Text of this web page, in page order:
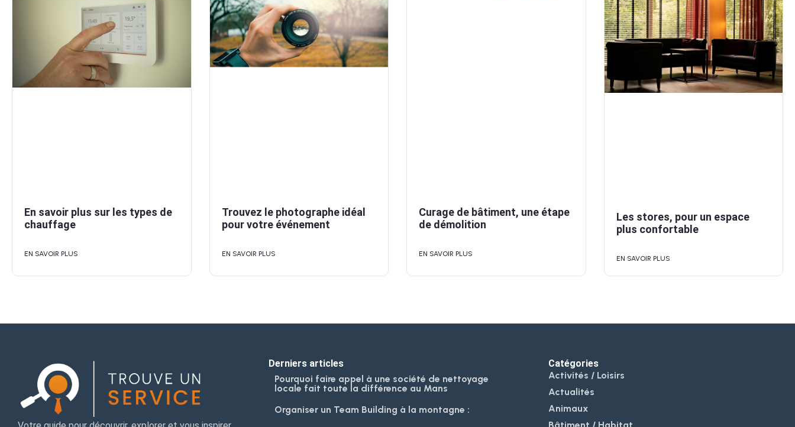
En savoir plus sur les types de
chauffage
EN SAVOIR PLUS
Trouvez le photographe idéal
pour votre événement
EN SAVOIR PLUS
Curage de bâtiment, une étape
de démolition
EN SAVOIR PLUS
Les stores, pour un espace
plus confortable
EN SAVOIR PLUS
Derniers articles
Pourquoi faire appel à une société de nettoyage
locale fait toute la différence au Mans
Organiser un Team Building à la montagne :
Catégories
Activités / Loisirs
Actualités
Animaux